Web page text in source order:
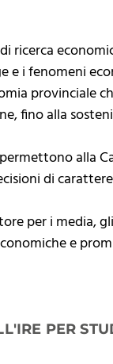
ricerca
i fenomeni
provinciale
fino alla
alla
di
per i media,
e
PER